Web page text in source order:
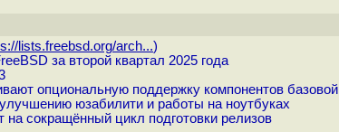
lists.freebsd.org/arch...)
за второй квартал 2025 года
опциональную поддержку компонентов
юзабилити и работы на ноутбуках
сокращённый цикл подготовки релизов